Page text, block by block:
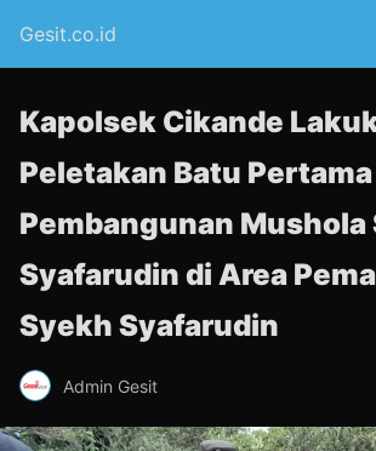
Gesit.co.id
Kapolsek Cikande
Peletakan Batu Pertama
Pembangunan Mushola
Syafarudin di Area
Syekh Syafarudin
Admin Gesit